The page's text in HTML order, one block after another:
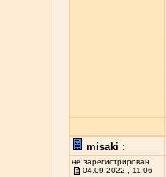
misaki :
не зарегистрирован
04.09.2022 , 11:06